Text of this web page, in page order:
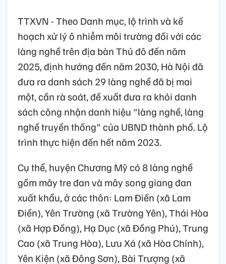
TTXVN - Theo Danh mục, lộ trình và kế
hoạch xử lý ô nhiễm môi trường đối với các
làng nghề trên địa bàn Thủ đô đến năm
2025, định hướng đến năm 2030, Hà Nội đã
đưa ra danh sách 29 làng nghề đã bị mai
một, cần rà soát, đề xuất đưa ra khỏi danh
sách công nhận danh hiệu "làng nghề, làng
nghề truyền thống" của UBND thành phố. Lộ
trình thực hiện đến hết năm 2023.
Cụ thể, huyện Chương Mỹ có 8 làng nghề
gồm mây tre đan và mây song giang đan
xuất khẩu, ở các thôn: Lam Điền (xã Lam
Điền), Yên Trường (xã Trường Yên), Thái Hòa
(xã Hợp Đồng), Hạ Dục (xã Đồng Phú), Trung
Cao (xã Trung Hòa), Lưu Xá (xã Hòa Chính),
Yên Kiện (xã Đông Sơn), Bài Trượng (xã